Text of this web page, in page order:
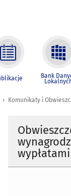
Bank
Komunikaty i